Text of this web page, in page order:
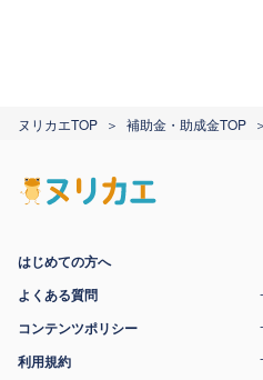
ヌリカエTOP 補助金・助成金TOP
はじめての方へ
よくある質問
コンテンツポリシー
利用規約